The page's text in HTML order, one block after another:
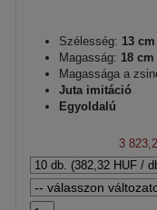
Szélesség: 13 cm
Magasság: 18 cm
Magassága a
Juta imitáció
Egyoldalú
3